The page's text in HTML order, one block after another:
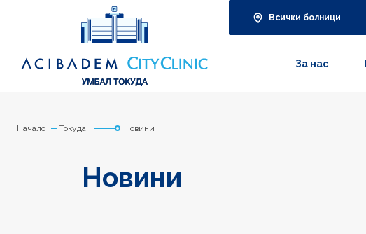
Всички болници
За нас
Начало Токуда Новини
Новини